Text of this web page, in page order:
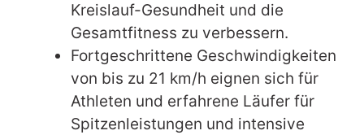
Kreislauf-Gesundheit und die
Gesamtfitness zu verbessern.
Fortgeschrittene Geschwindigkeiten
von bis zu 21 km/h eignen sich für
Athleten und erfahrene Läufer für
Spitzenleistungen und intensive